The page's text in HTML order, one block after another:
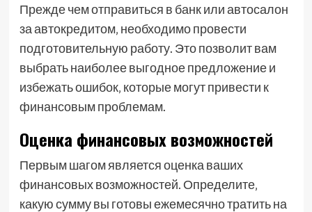
Прежде чем отправиться в банк или автосалон
за автокредитом‚ необходимо провести
подготовительную работу. Это позволит вам
выбрать наиболее выгодное предложение и
избежать ошибок‚ которые могут привести к
финансовым проблемам.
Оценка финансовых возможностей
Первым шагом является оценка ваших
финансовых возможностей. Определите‚
какую сумму вы готовы ежемесячно тратить на